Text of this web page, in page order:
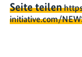
Seite teilen
initiative.com/